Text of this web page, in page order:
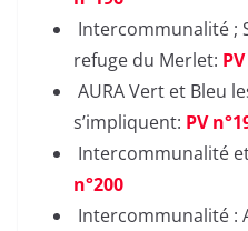
Intercommunalité ;
refuge du Merlet:
AURA Vert et Bleu
s’impliquent: PV
Intercommunalité
n°200
Intercommunalité :